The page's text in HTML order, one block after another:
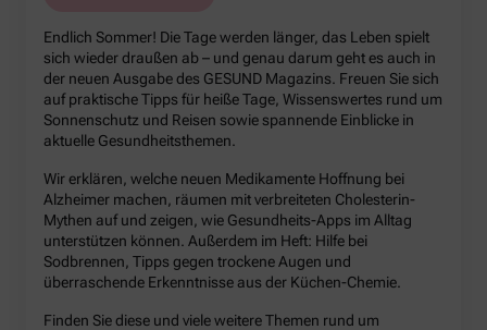
Endlich Sommer! Die Tage werden länger, das Leben spielt
sich wieder draußen ab – und genau darum geht es auch in
der neuen Ausgabe des GESUND Magazins. Freuen Sie sich
auf praktische Tipps für heiße Tage, Wissenswertes rund um
Sonnenschutz und Reisen sowie spannende Einblicke in
aktuelle Gesundheitsthemen.
Wir erklären, welche neuen Medikamente Hoffnung bei
Alzheimer machen, räumen mit verbreiteten Cholesterin-
Mythen auf und zeigen, wie Gesundheits-Apps im Alltag
unterstützen können. Außerdem im Heft: Hilfe bei
Sodbrennen, Tipps gegen trockene Augen und
überraschende Erkenntnisse aus der Küchen-Chemie.
Finden Sie diese und viele weitere Themen rund um